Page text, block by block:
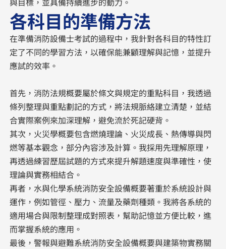
各科目的準備方法
在準備消防設備士考試的過程中，我針對各科目的特性訂
定了不同的學習方法，以確保能兼顧理解與記憶，並提升
應試的效率。
首先，消防法規概要屬於條文與規定的重點科目，我透過
條列整理與重點劃記的方式，將法規脈絡建立清楚，並結
合實際案例來加深理解，避免流於死記硬背。
其次，火災學概要包含燃燒理論、火災成長、熱傳導與閃
燃等基本觀念，部分內容涉及計算。我採用先理解原理，
再透過練習歷屆試題的方式來提升解題速度與準確性，使
理論與實務相結合。
再者，水與化學系統消防安全設備概要著重於系統設計與
運作，例如管徑、壓力、流量及藥劑種類。我將各系統的
適用場合與限制整理成對照表，幫助記憶並方便比較，進
而掌握系統的應用。
最後，警報與避難系統消防安全設備概要與建築物實務關